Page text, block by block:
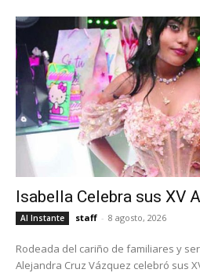
Isabella Celebra sus XV
Al Instante staff - 8 agosto, 2026
Rodeada del cariño de familiares y
Alejandra Cruz Vázquez celebró sus